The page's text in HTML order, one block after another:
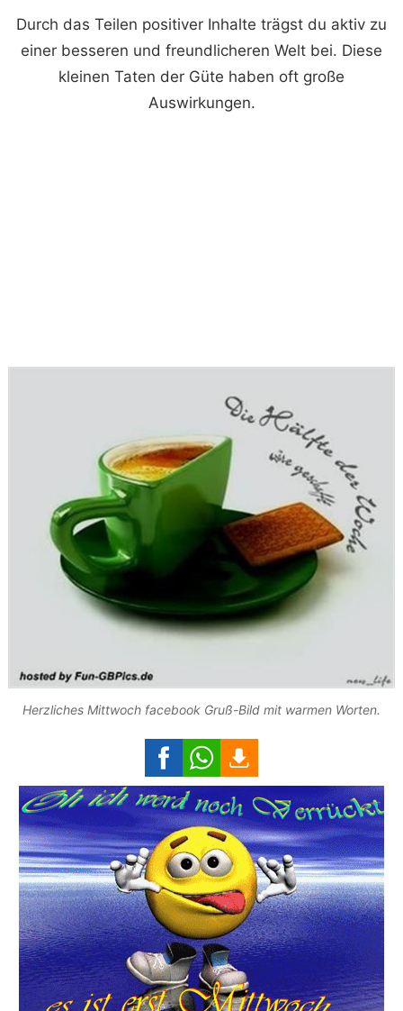
Durch das Teilen positiver Inhalte trägst du aktiv zu
einer besseren und freundlicheren Welt bei. Diese
kleinen Taten der Güte haben oft große
Auswirkungen.
Herzliches Mittwoch facebook Gruß-Bild mit warmen Worten.